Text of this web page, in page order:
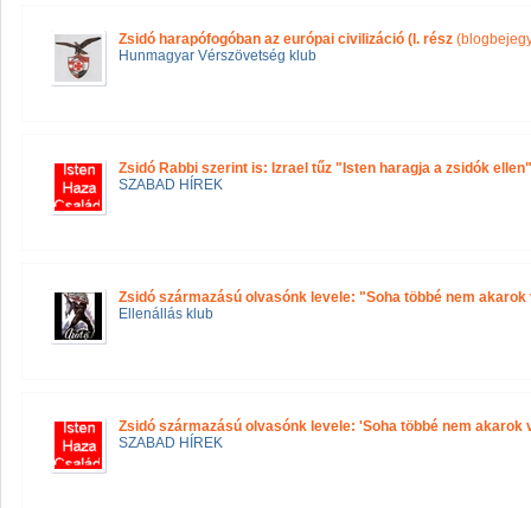
Zsidó harapófogóban az európai civilizáció (I. rész
Hunmagyar Vérszövetség klub
Zsidó Rabbi szerint is: Izrael tűz "Isten haragja a zsidók
SZABAD HÍREK
Zsidó származású olvasónk levele: "Soha többé nem
Ellenállás klub
Zsidó származású olvasónk levele: 'Soha többé nem akarok
SZABAD HÍREK